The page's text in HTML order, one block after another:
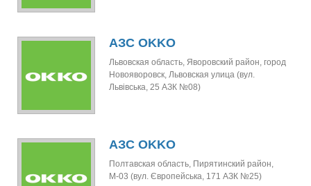
АЗС OKKO
Львовская область, Яворовский район, город
Новояворовск, Львовская улица (вул.
Львівська, 25 АЗК №08)
АЗС OKKO
Полтавская область, Пирятинский район,
М-03 (вул. Європейська, 171 АЗК №25)